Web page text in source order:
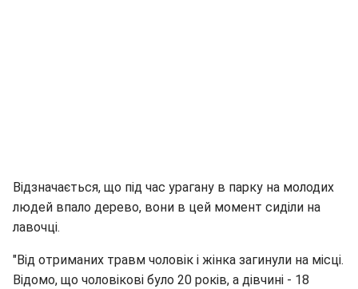
Відзначається, що під час урагану в парку на молодих
людей впало дерево, вони в цей момент сиділи на
лавочці.
"Від отриманих травм чоловік і жінка загинули на місці.
Відомо, що чоловікові було 20 років, а дівчині - 18